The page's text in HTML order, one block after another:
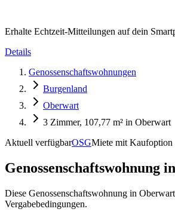
Erhalte Echtzeit-Mitteilungen auf dein
Details
Genossenschaftswohnungen
Burgenland
Oberwart
3 Zimmer, 107,77 m² in Oberwart
Aktuell verfügbarOSGMiete mit Kaufoption
Genossenschaftswohnung in
Diese Genossenschaftswohnung in
Vergabebedingungen.